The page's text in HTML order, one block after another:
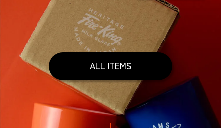
ALL ITEMS